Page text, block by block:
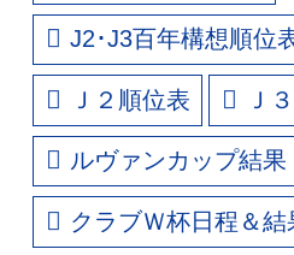
J2･J3百年構想順位
Ｊ２順位表 Ｊ
ルヴァンカップ結果
クラブＷ杯日程＆結